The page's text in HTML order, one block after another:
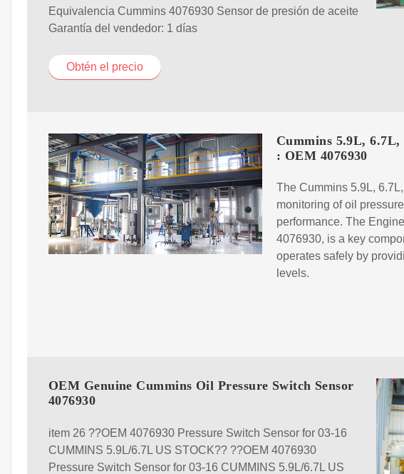
Equivalencia Cummins 4076930 Sensor de presión de aceite
Garantía del vendedor: 1 días
Obtén el precio
Cummins 5.9L, 6.7L,
: OEM 4076930
The Cummins 5.9L,
monitoring of oil
performance. The
4076930, is a key
operates safely by
levels.
OEM Genuine Cummins Oil Pressure Switch Sensor
4076930
item 26 ??OEM 4076930 Pressure Switch Sensor for 03-16
CUMMINS 5.9L/6.7L US STOCK?? ??OEM 4076930
Pressure Switch Sensor for 03-16 CUMMINS 5.9L/6.7L US